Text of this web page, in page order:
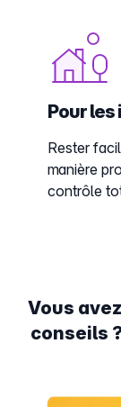
Pour
Rester
manière
contrôle
Vous
conseils